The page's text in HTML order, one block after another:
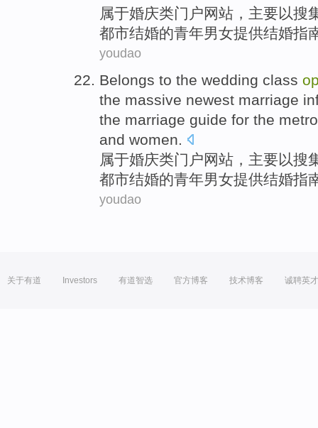
属于婚庆类门户网站， 主要以搜
都市结婚的青年男女提供结婚指
youdao
Belongs to the wedding class
the massive newest marriage
the marriage guide for the
and women.
属于婚庆类门户网站， 主要以搜
都市结婚的青年男女提供结婚指
youdao
关于有道 Investors 有道智选 官方博客 技术博客 诚聘英才